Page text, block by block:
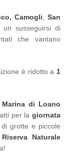
Camogli
San
susseguirsi di
che vantano
è ridotto a 1
Marina di Loano
per la giornata
di grotte e piccole
Riserva Naturale